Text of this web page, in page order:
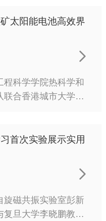
机的处理能力。“量
算机在某个明确定义
超级计算机。它不仅
也为检验“扩展的丘
台，更为后续容错量
扩展调控技术。“量
年，谷歌联合加
而，电子–声子强相
度场–热流场本征耦
解耦操控，成为多物
近日，中国科学技
教授、工程科学学
李鹰研究员领衔的
料领域国际知名期刊
热四功能超材料
原理示意图研究团队
设计策略，先沿电
太阳能电池高效界

程科学学院热科学和
合香港城市大学叶
一种用于半透明钙钛
策略，实现了电荷
在保持较高透光率的
定性。相关成果
首次实验展示实用

旋磁共振实验室彭新
旦大学李晓鹏教授